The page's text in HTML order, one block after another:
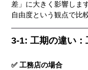
差」に大きく影響しま
自由度という観点で比
3-1: 工期の違い
✅ 工務店の場合